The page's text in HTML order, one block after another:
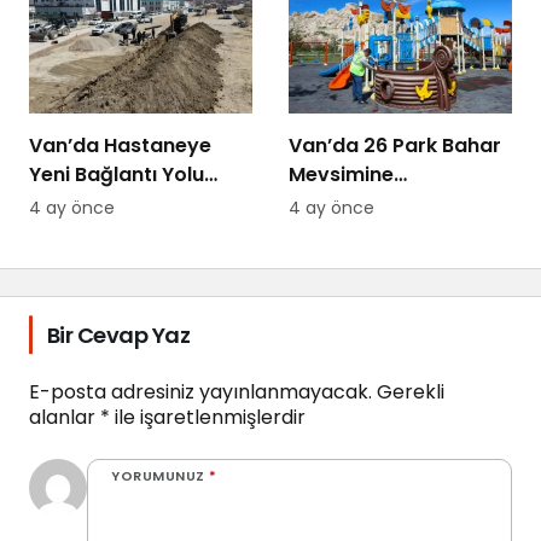
Van’da Hastaneye
Yeni Bağlantı Yolu
Yapılıyor
4 ay önce
Van’da 26 Park Bahar
Mevsimine
Hazırlanıyor
4 ay önce
Bir Cevap Yaz
E-posta adresiniz yayınlanmayacak. Gerekli
alanlar * ile işaretlenmişlerdir
YORUMUNUZ *